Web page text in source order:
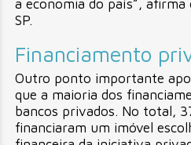
a economia do país”, afirma
SP.
Financiamento
Outro ponto importante
que a maioria dos
bancos privados. No total,
financiaram um imóvel